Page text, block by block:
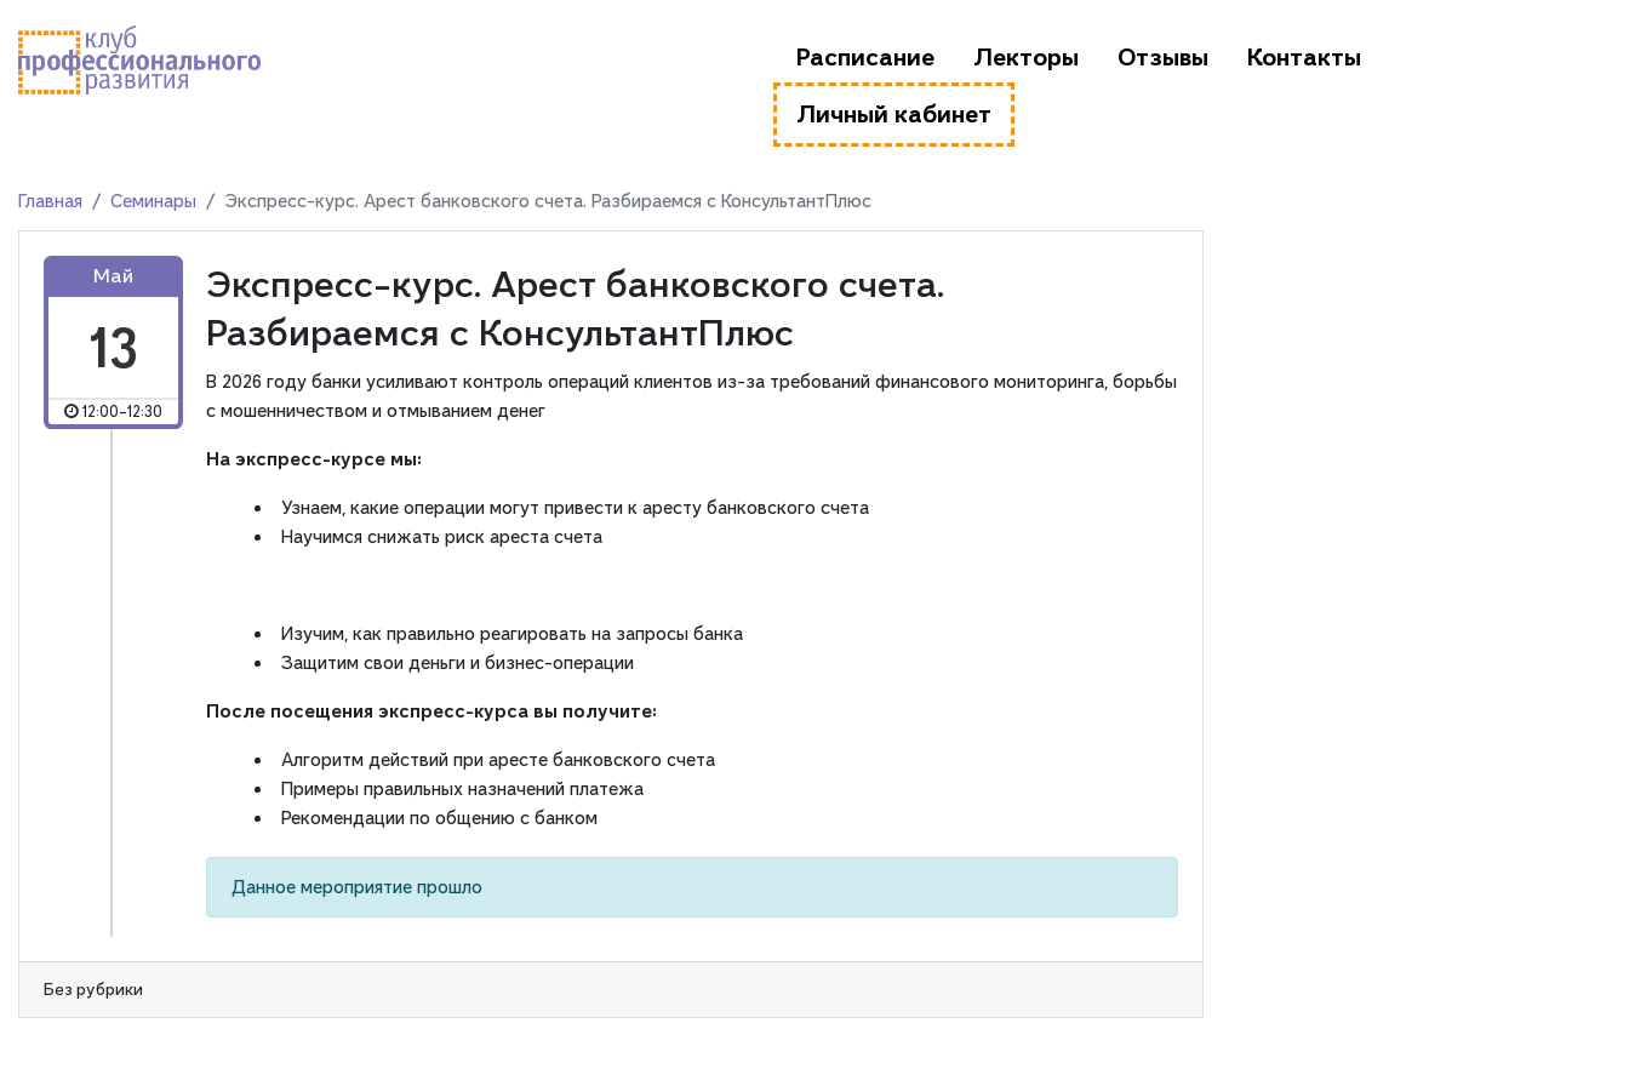
Расписание Лекторы Отзывы Контакты
Личный кабинет
Главная Семинары Экспресс-курс. Арест банковского счета. Разбираемся с КонсультантПлюс
Май
13
12:00-12:30
Экспресс-курс. Арест банковского счета.
Разбираемся с КонсультантПлюс
В 2026 году банки усиливают контроль операций клиентов из-за требований финансового мониторинга, борьбы
с мошенничеством и отмыванием денег
На экспресс-курсе мы:
Узнаем, какие операции могут привести к аресту банковского счета
Научимся снижать риск ареста счета
Изучим, как правильно реагировать на запросы банка
Защитим свои деньги и бизнес-операции
После посещения экспресс-курса вы получите:
Алгоритм действий при аресте банковского счета
Примеры правильных назначений платежа
Рекомендации по общению с банком
Данное мероприятие прошло
Без рубрики